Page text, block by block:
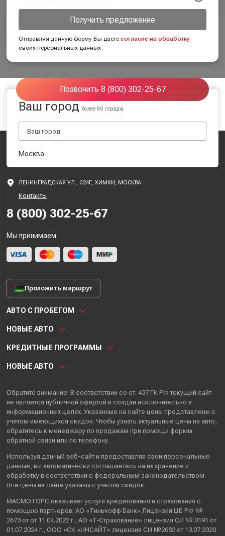
Получить предложение
Отправляя данную форму Вы даетесогласие на обработку
своих персональных данных
Позвонить 8 (800) 302-25-67
Ваш городболее 80 городов
Москва
ЛЕНИНГРАДСКАЯ УЛ., С24Г, ХИМКИ, МОСКВА
Контакты
8 (800) 302-25-67
Мы принимаем:
Проложить маршрут
АВТО С ПРОБЕГОМ
НОВЫЕ АВТО
КРЕДИТНЫЕ ПРОГРАММЫ
НОВЫЕ АВТО
Обратите внимание! В соответствии со ст. 437 ГК РФ текущий сайт
не является публичной офертой и создан исключительно в
информационных целях. Указанные на сайте цены представлены с
учетом имеющихся скидок. Чтобы узнать актуальные цены на авто,
обратитесь к менеджеру по продажам при помощи формы
обратной связи или по телефону.
Используя данный веб-сайт и предоставляя свои персональные
данные , вы автоматически соглашаетесь на их хранение и
обработку в соответствии с федеральным законодательством.
Все цены на сайте указаны с учетом скидок.
МАСМОТОРС оказывает услуги кредитования и страхования с
помощью партнеров: АО «Тинькофф Банк» Лицензия ЦБ РФ №
2673 от от 11.04.2022 г., АО «Т‑Страхование» лицензия СИ № 0191 от
01.07.2024 г., ООО «СК «ИНСАЙТ» лицензия СИ №2682 от 13.07.2020